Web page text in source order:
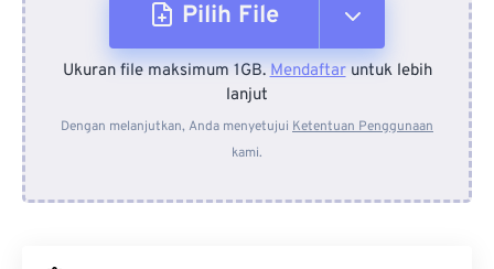
Pilih File
Dari Perangkat
Dari Dropbox
Ukuran file maksimum 1GB.Mendaftaruntuk lebih
lanjut
Dengan melanjutkan, Anda menyetujui Ketentuan Penggunaan
kami.